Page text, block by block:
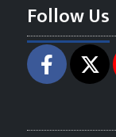
Follow Us